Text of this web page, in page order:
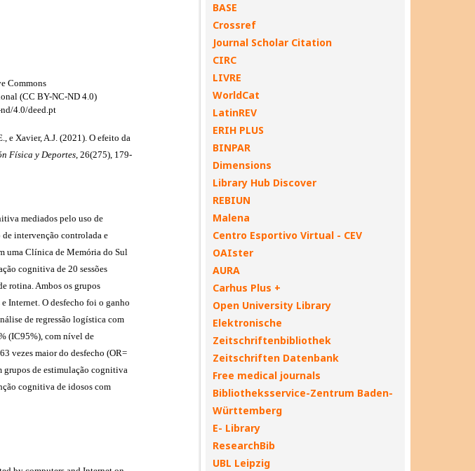
BASE
Crossref
Journal Scholar Citation
CIRC
LIVRE
WorldCat
LatinREV
ERIH PLUS
BINPAR
Dimensions
Library Hub Discover
REBIUN
Malena
Centro Esportivo Virtual - CEV
OAIster
AURA
Carhus Plus +
Open University Library
Elektronische
Zeitschriftenbibliothek
Zeitschriften Datenbank
Free medical journals
Bibliotheksservice-Zentrum Baden-
Württemberg
E- Library
ResearchBib
UBL Leipzig